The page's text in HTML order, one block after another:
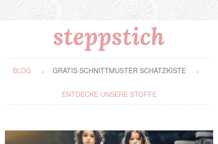
BLOG GRATIS SCHNITTMUSTER SCHATZKISTE
ENTDECKE UNSERE STOFFE